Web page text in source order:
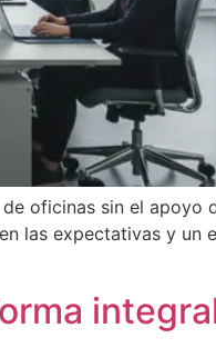
oficinas sin el apoyo
las expectativas y un